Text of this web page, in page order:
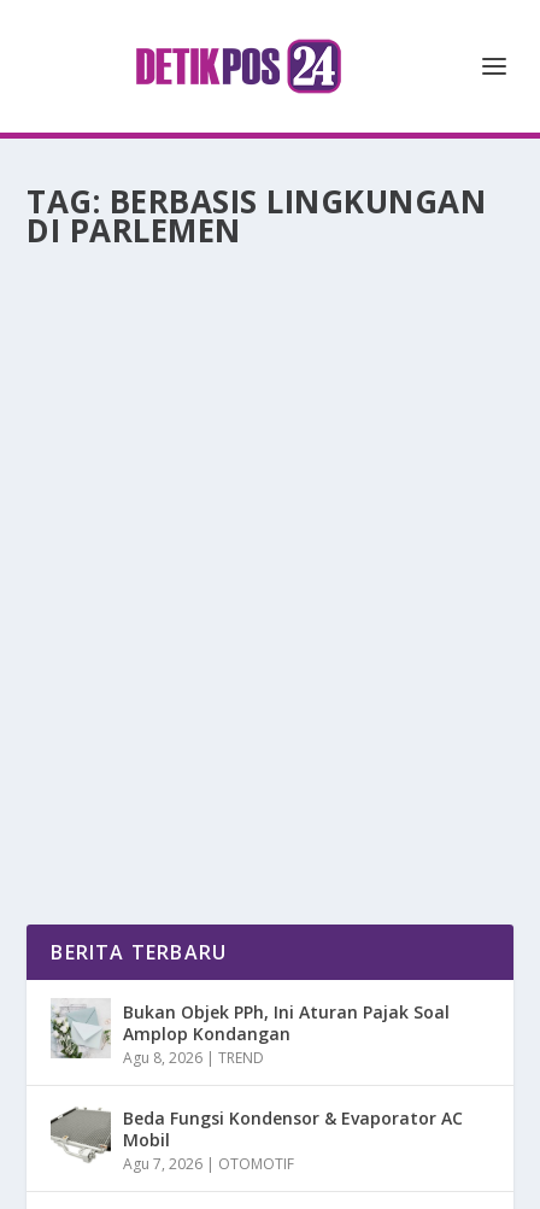
TAG: BERBASIS LINGKUNGAN
DI PARLEMEN
BERITA TERBARU
Bukan Objek PPh, Ini Aturan Pajak Soal
Amplop Kondangan
Agu 8, 2026 |TREND
Beda Fungsi Kondensor & Evaporator AC
Mobil
Agu 7, 2026 | OTOMOTIF